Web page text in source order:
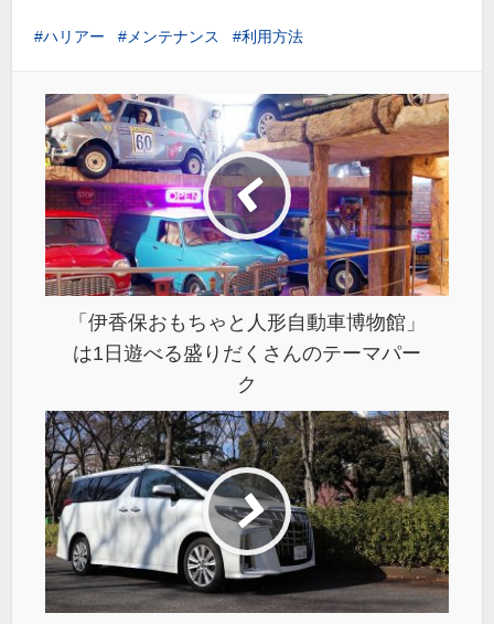
ハリアー メンテナンス 利用方法
「伊香保おもちゃと人形自動車博物館」
は1日遊べる盛りだくさんのテーマパー
ク